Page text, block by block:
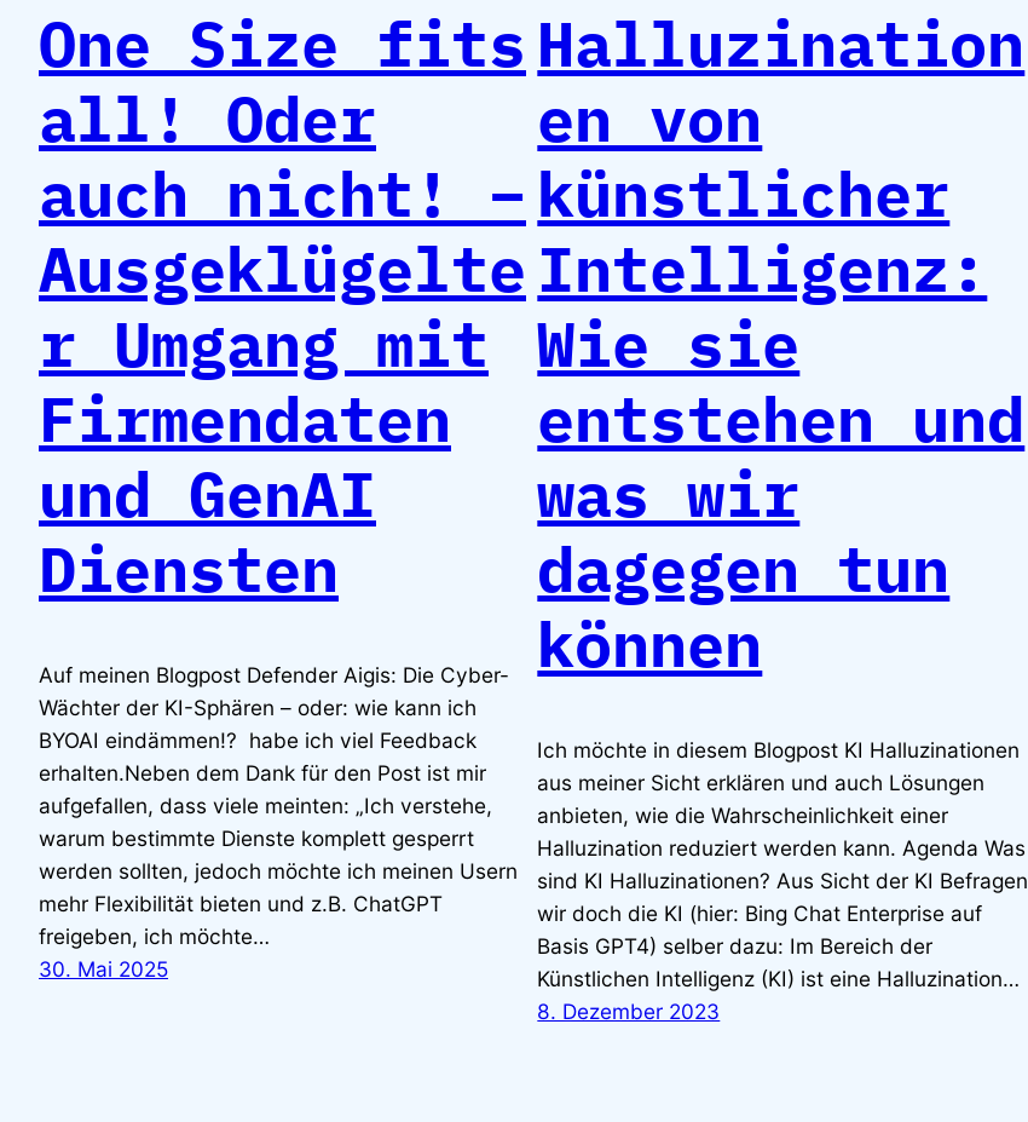
One Size fits
all! Oder
auch nicht! –
Ausgeklügelte
r Umgang mit
Firmendaten
und GenAI
Diensten
Auf meinen Blogpost Defender Aigis: Die Cyber-
Wächter der KI-Sphären – oder: wie kann ich
BYOAI eindämmen!? habe ich viel Feedback
erhalten.Neben dem Dank für den Post ist mir
aufgefallen, dass viele meinten: „Ich verstehe,
warum bestimmte Dienste komplett gesperrt
werden sollten, jedoch möchte ich meinen Usern
mehr Flexibilität bieten und z.B. ChatGPT
freigeben, ich möchte…
30. Mai 2025
Halluzination
en von
künstlicher
Intelligenz:
Wie sie
entstehen und
was wir
dagegen tun
können
Ich möchte in diesem Blogpost KI Halluzinationen
aus meiner Sicht erklären und auch Lösungen
anbieten, wie die Wahrscheinlichkeit einer
Halluzination reduziert werden kann. Agenda Was
sind KI Halluzinationen? Aus Sicht der KI Befragen
wir doch die KI (hier: Bing Chat Enterprise auf
Basis GPT4) selber dazu: Im Bereich der
Künstlichen Intelligenz (KI) ist eine Halluzination…
8. Dezember 2023